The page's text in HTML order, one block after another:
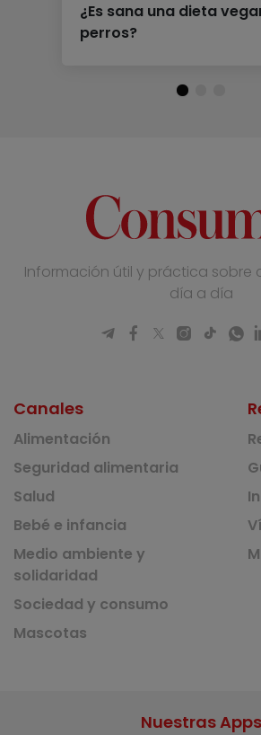
¿Es sana una dieta
perros?
Información útil y práctica sobre
día a día
Canales
Alimentación
Seguridad alimentaria
Salud
Bebé e infancia
Medio ambiente y
solidaridad
Sociedad y consumo
Mascotas
Nuestras Apps